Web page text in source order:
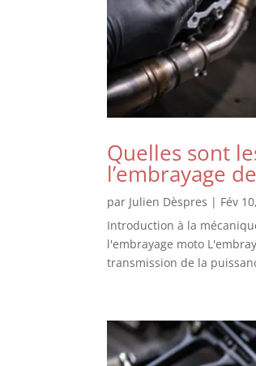
Quelles sont
l’embrayage
par Julien Dèspres | Fév
Introduction à la
l'embrayage moto
transmission de la